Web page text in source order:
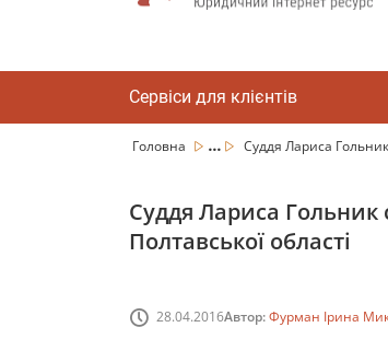
Сервіси для клієнтів
Головна ... Суддя Лариса
Суддя Лариса Гольник
Полтавської області
28.04.2016Автор:Фурман Ірина